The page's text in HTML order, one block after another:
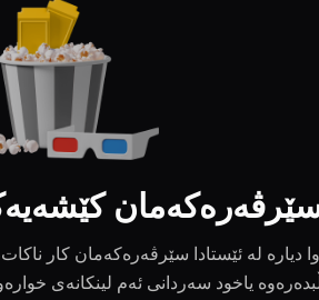
وا دیارە لە ئێستادا سێرڤەرەکەمان کار
یاخود سەردانی ئەم لینکانەی